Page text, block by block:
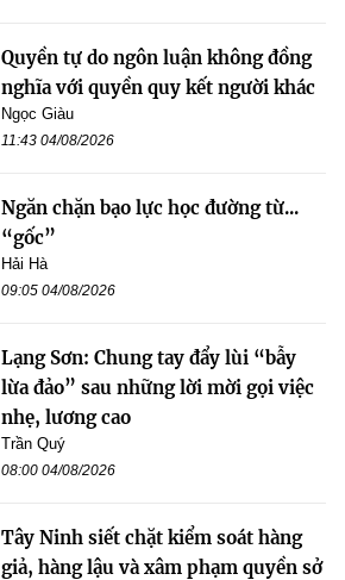
Quyền tự do ngôn luận không đồng
nghĩa với quyền quy kết người khác
Ngọc Giàu
11:43 04/08/2026
Ngăn chặn bạo lực học đường từ...
“gốc”
Hải Hà
09:05 04/08/2026
Lạng Sơn: Chung tay đẩy lùi “bẫy
lừa đảo” sau những lời mời gọi việc
nhẹ, lương cao
Trần Quý
08:00 04/08/2026
Tây Ninh siết chặt kiểm soát hàng
giả, hàng lậu và xâm phạm quyền sở